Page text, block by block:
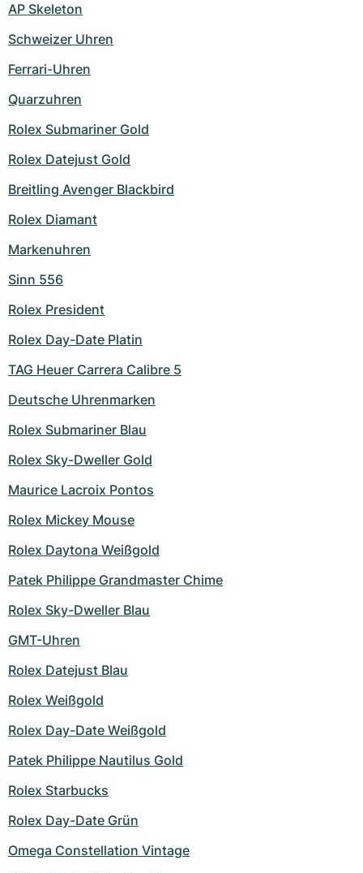
AP Skeleton
Schweizer Uhren
Ferrari-Uhren
Quarzuhren
Rolex Submariner Gold
Rolex Datejust Gold
Breitling Avenger Blackbird
Rolex Diamant
Markenuhren
Sinn 556
Rolex President
Rolex Day-Date Platin
TAG Heuer Carrera Calibre 5
Deutsche Uhrenmarken
Rolex Submariner Blau
Rolex Sky-Dweller Gold
Maurice Lacroix Pontos
Rolex Mickey Mouse
Rolex Daytona Weißgold
Patek Philippe Grandmaster Chime
Rolex Sky-Dweller Blau
GMT-Uhren
Rolex Datejust Blau
Rolex Weißgold
Rolex Day-Date Weißgold
Patek Philippe Nautilus Gold
Rolex Starbucks
Rolex Day-Date Grün
Omega Constellation Vintage